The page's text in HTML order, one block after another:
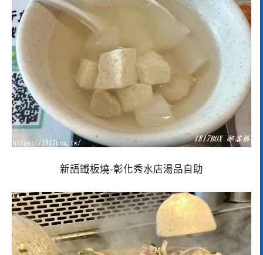
新語鐵板燒-彰化秀水店湯品自助